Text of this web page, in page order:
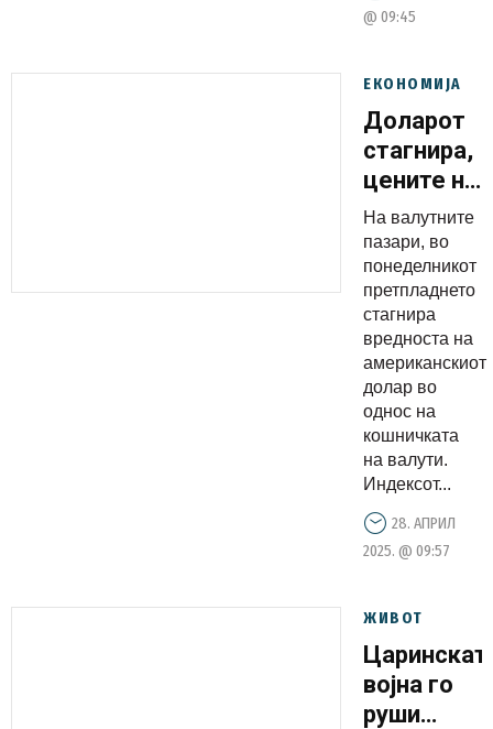
@ 09:45
ЕКОНОМИЈА
Доларот
стагнира,
цените на
нафтата
пораснаа
На валутните
пазари, во
понеделникот
претпладнето
стагнира
вредноста на
американскиот
долар во
однос на
кошничката
на валути.
Индексот...
28. АПРИЛ
2025. @ 09:57
ЖИВОТ
војна го
руши